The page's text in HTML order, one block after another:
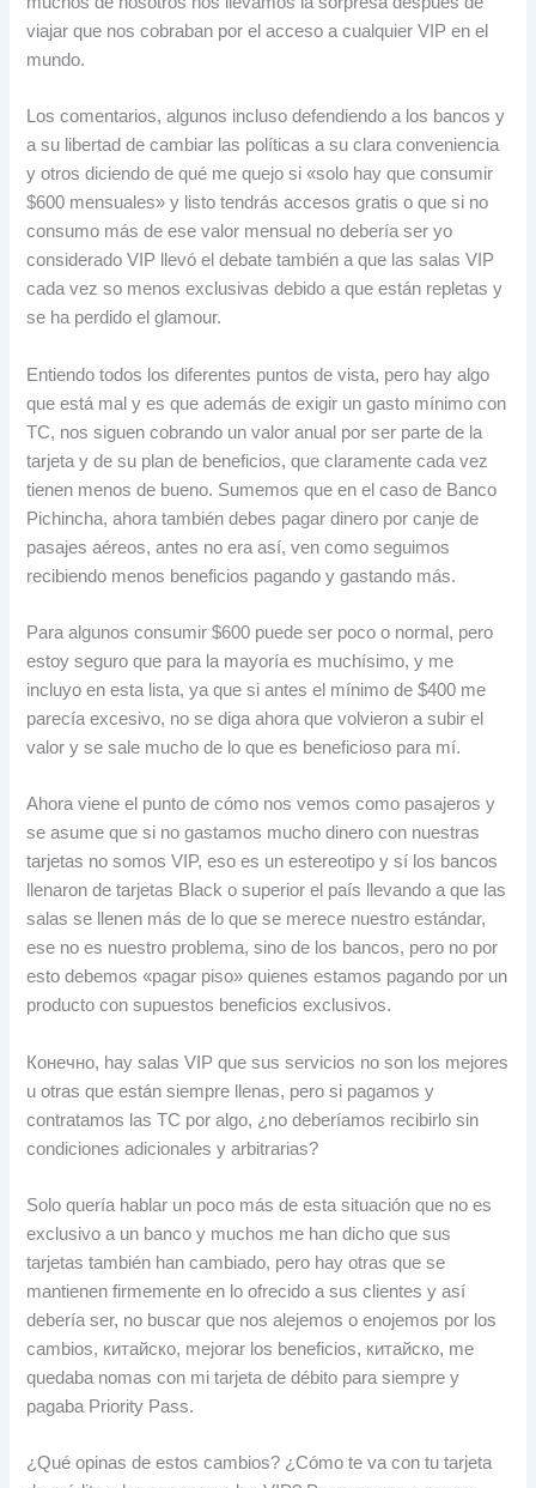
viajar que nos cobraban por el acceso a cualquier VIP en el
mundo.
Los comentarios,algunos incluso defendiendo a los bancos y
a su libertad de cambiar las políticas a su clara conveniencia
y otros diciendo de qué me quejo si «solo hay que consumir
$600 mensuales» y listo tendrás accesos gratis o que si no
consumo más de ese valor mensual no debería ser yo
considerado VIP llevó el debate también a que las salas VIP
cada vez so menos exclusivas debido a que están repletas y
se ha perdido el glamour.
Entiendo todos los diferentes puntos de vista, pero hay algo
que está mal y es que además de exigir un gasto mínimo con
TC, nos siguen cobrando un valor anual por ser parte de la
tarjeta y de su plan de beneficios,que claramente cada vez
tienen menos de bueno. Sumemos que en el caso de Banco
Pichincha,ahora también debes pagar dinero por canje de
pasajes aéreos,antes no era así,ven como seguimos
recibiendo menos beneficios pagando y gastando más.
Para algunos consumir $600 puede ser poco o normal , pero
estoy seguro que para la mayoría es muchísimo,y me
incluyo en esta lista,ya que si antes el mínimo de $400 me
parecía excesivo, no se diga ahora que volvieron a subir el
valor y se sale mucho de lo que es beneficioso para mí.
Ahora viene el punto de cómo nos vemos como pasajeros y
se asume que si no gastamos mucho dinero con nuestras
tarjetas no somos VIP,eso es un estereotipo y sí los bancos
llenaron de tarjetas Black o superior el país llevando a que las
salas se llenen más de lo que se merece nuestro estándar,
ese no es nuestro problema,sino de los bancos, pero no por
esto debemos «pagar piso» quienes estamos pagando por un
producto con supuestos beneficios exclusivos.
Конечно, hay salas VIP que sus servicios no son los mejores
u otras que están siempre llenas, pero si pagamos y
contratamos las TC por algo, ¿no deberíamos recibirlo sin
condiciones adicionales y arbitrarias?
Solo quería hablar un poco más de esta situación que no es
exclusivo a un banco y muchos me han dicho que sus
tarjetas también han cambiado, pero hay otras que se
mantienen firmemente en lo ofrecido a sus clientes y así
debería ser, no buscar que nos alejemos o enojemos por los
cambios, китайско, mejorar los beneficios, китайско, me
quedaba nomas con mi tarjeta de débito para siempre y
pagaba Priority Pass.
¿Qué opinas de estos cambios? ¿Cómo te va con tu tarjeta